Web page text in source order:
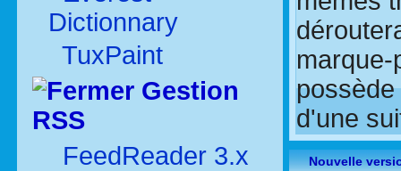
Dictionnary
TuxPaint
Gestion
RSS
FeedReader 3.x
d'une
Nouvelle